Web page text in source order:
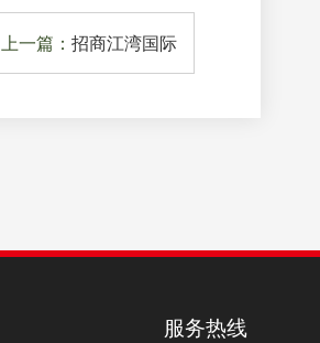
上一篇：招商江湾国际
服务热线